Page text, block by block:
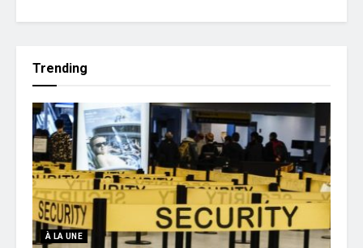
Trending
À LA UNE